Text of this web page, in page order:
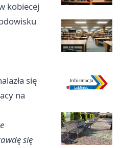
kobiecej
się
na
się